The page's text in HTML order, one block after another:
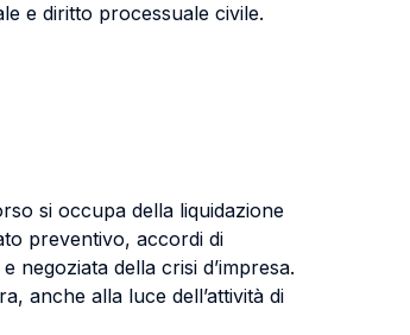
e diritto processuale civile.
si occupa della liquidazione
preventivo, accordi di
negoziata della crisi d’impresa.
anche alla luce dell’attività di